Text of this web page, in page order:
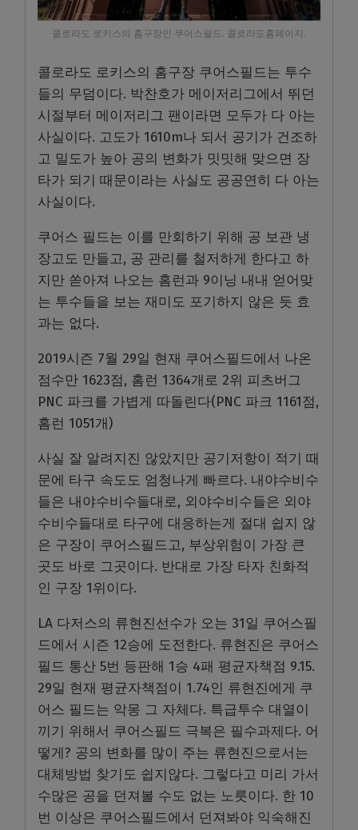
콜로라도 로키스의 홈구장인 쿠어스필드. 콜로라도홈페이지.
콜로라도 로키스의 홈구장 쿠어스필드는 투수
들의 무덤이다. 박찬호가 메이저리그에서 뛰던
시절부터 메이저리그 팬이라면 모두가 다 아는
사실이다. 고도가 1610m나 되서 공기가 건조하
고 밀도가 높아 공의 변화가 밋밋해 맞으면 장
타가 되기 때문이라는 사실도 공공연히 다 아는
사실이다.
쿠어스 필드는 이를 만회하기 위해 공 보관 냉
장고도 만들고, 공 관리를 철저하게 한다고 하
지만 쏟아져 나오는 홈런과 9이닝 내내 얻어맞
는 투수들을 보는 재미도 포기하지 않은 듯 효
과는 없다.
2019시즌 7월 29일 현재 쿠어스필드에서 나온
점수만 1623점, 홈런 1364개로 2위 피츠버그
PNC 파크를 가볍게 따돌린다(PNC 파크 1161점,
홈런 1051개)
사실 잘 알려지진 않았지만 공기저항이 적기 때
문에 타구 속도도 엄청나게 빠르다. 내야수비수
들은 내야수비수들대로, 외야수비수들은 외야
수비수들대로 타구에 대응하는게 절대 쉽지 않
은 구장이 쿠어스필드고, 부상위험이 가장 큰
곳도 바로 그곳이다. 반대로 가장 타자 친화적
인 구장 1위이다.
LA 다저스의 류현진선수가 오는 31일 쿠어스필
드에서 시즌 12승에 도전한다. 류현진은 쿠어스
필드 통산 5번 등판해 1승 4패 평균자책점 9.15.
29일 현재 평균자책점이 1.74인 류현진에게 쿠
어스 필드는 악몽 그 자체다. 특급투수 대열이
끼기 위해서 쿠어스필드 극복은 필수과제다. 어
떻게? 공의 변화를 많이 주는 류현진으로서는
대체방법 찾기도 쉽지않다. 그렇다고 미리 가서
수많은 공을 던져볼 수도 없는 노릇이다. 한 10
번 이상은 쿠어스필드에서 던져봐야 익숙해진